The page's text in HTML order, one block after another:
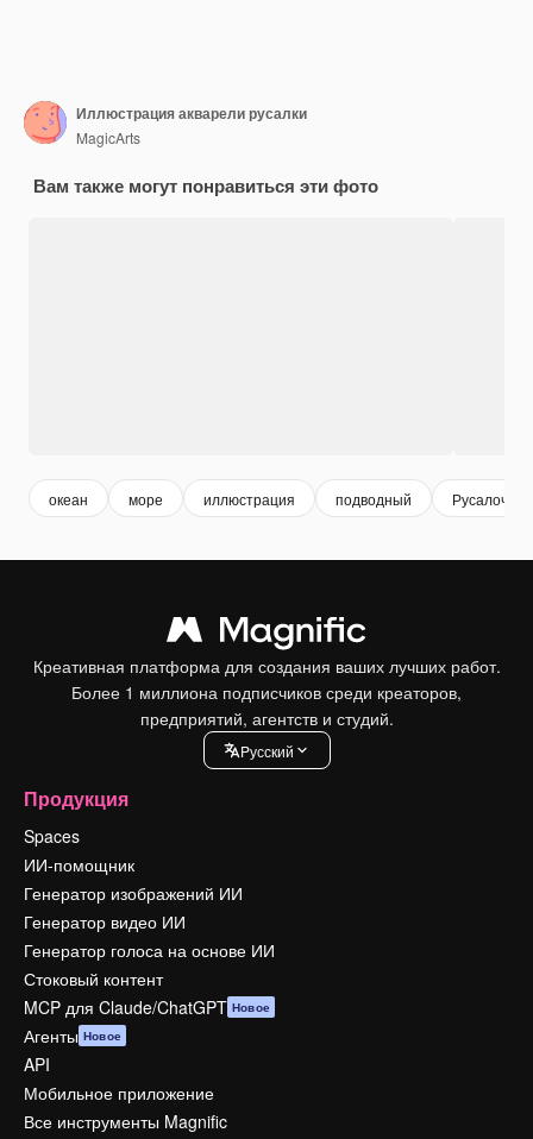
Иллюстрация акварели русалки
MagicArts
Вам также могут понравиться эти фото
океан море иллюстрация подводный Русалочка
Креативная платформа для создания ваших лучших работ.
Более 1 миллиона подписчиков среди креаторов,
предприятий, агентств и студий.
Pусский
Продукция
Spaces
ИИ-помощник
Генератор изображений ИИ
Генератор видео ИИ
Генератор голоса на основе ИИ
Стоковый контент
MCP для Claude/ChatGPT Новое
Агенты Новое
API
Мобильное приложение
Все инструменты Magnific